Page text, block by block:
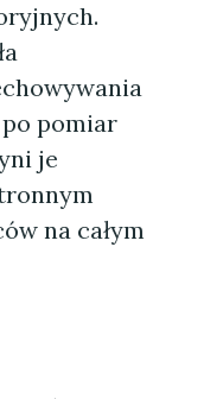
pomiar
je
na całym